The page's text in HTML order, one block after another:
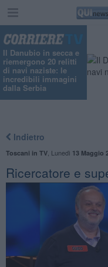
Il Danubio in secca e
riemergono 20 relitti
di navi naziste: le
incredibili immagini
dalla Serbia
Indietro
Toscani in TV, Lunedì 13 Maggio
Ricercatore e